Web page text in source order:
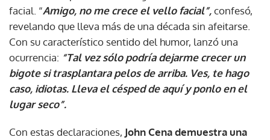
facial. “Amigo, no me crece el vello facial”,confesó,
revelando que lleva más de una década sin afeitarse.
Con su característico sentido del humor, lanzó una
ocurrencia: “Tal vez sólo podría dejarme crecer un
bigote si trasplantara pelos de arriba. Ves, te hago
caso, idiotas. Lleva el césped de aquí y ponlo en el
lugar seco”.
Con estas declaraciones, John Cena demuestra una